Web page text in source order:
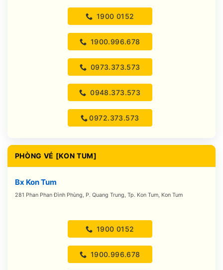
1900 0152
1900.996.678
0973.373.573
0948.373.573
0972.373.573
PHÒNG VÉ [KON TUM]
Bx Kon Tum
281 Phan Phan Đình Phùng, P. Quang Trung, Tp. Kon Tum, Kon Tum
1900 0152
1900.996.678